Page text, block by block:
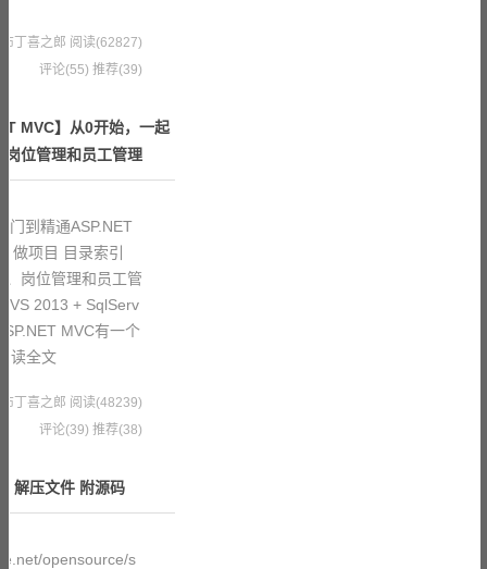
丁喜之郎 阅读(62827)
评论(55) 推荐(39)
MVC】从0开始，一起
位管理和员工管理
门到精通ASP.NET
做项目 目录索引
岗位管理和员工管
VS 2013 + SqlServ
MVC有一个
读全文
丁喜之郎 阅读(48239)
评论(39) 推荐(38)
解压文件 附源码
opensource/s